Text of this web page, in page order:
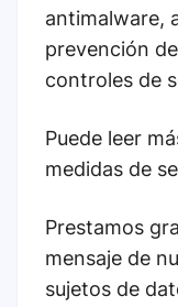
antimalware,
prevención
controles de
Puede leer
medidas de
Prestamos
mensaje de
sujetos de